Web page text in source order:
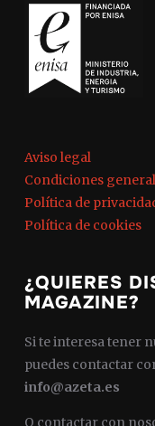
Aviso legal
Condiciones
Política de
Política de cookies
¿QUIERES
MAGAZINE?
Si te interesa tener
puedes contactar
info@azeta.es
O contactar con